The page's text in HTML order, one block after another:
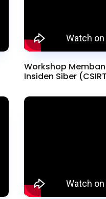
Workshop
Insiden Siber